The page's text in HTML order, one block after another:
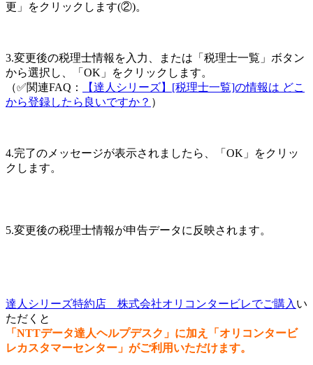
更」をクリックします(②)。
3.変更後の税理士情報を入力、または「税理士一覧」ボタン
から選択し、「OK」をクリックします。
（✅関連FAQ：
【達人シリーズ】[税理士一覧]の情報は どこ
から登録したら良いですか？ ）
4.完了のメッセージが表示されましたら、「OK」をクリッ
クします。
5.変更後の税理士情報が申告データに反映されます。
達人シリーズ特約店 株式会社オリコンタービレでご購入 い
ただくと
「NTTデータ達人ヘルプデスク」に加え「オリコンタービ
レカスタマーセンター」がご利用いただけます。